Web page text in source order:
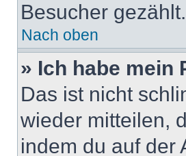
Besucher gezählt.
Nach oben
» Ich habe mein
Das ist nicht
wieder mitteilen,
indem du auf der